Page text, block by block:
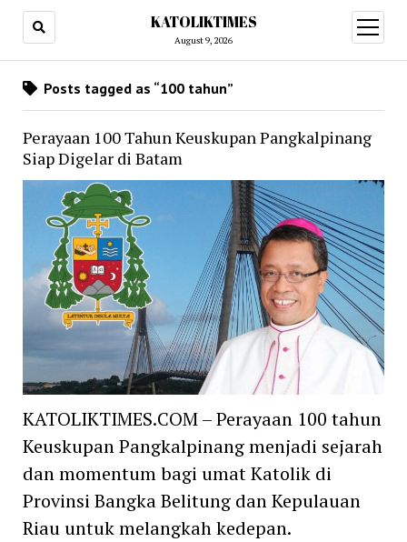
KATOLIKTIMES
August 9, 2026
open
menu
Posts tagged as “100 tahun”
Perayaan 100 Tahun Keuskupan Pangkalpinang
Siap Digelar di Batam
KATOLIKTIMES.COM – Perayaan 100 tahun
Keuskupan Pangkalpinang menjadi sejarah
dan momentum bagi umat Katolik di
Provinsi Bangka Belitung dan Kepulauan
Riau untuk melangkah kedepan.